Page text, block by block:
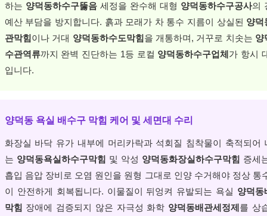
하는 양덕동하수구뚫음세정을 완수해 대형 양덕동하수구공사의
예산 부담을 방지합니다. 흙과 모래가 차 통수 지름이 상실된 양덕
관막힘이나 거대 양덕동하수도막힘을 개통하며, 거꾸로 치솟는 양
수관역류까지 완벽 진단하는 1등 로컬 양덕동하수구업체 가 항시
입니다.
양덕동 욕실 배수구 막힘 케어 및 세면대 수리
화장실 바닥 유가 내부에 머리카락과 석회질 침착물이 축적되어
는 양덕동욕실하수구막힘 및 악성 양덕동화장실하수구막힘 증세
흡입 음압 장비로 오염 원인을 원형 그대로 인양 수거해야 정상 통
이 안전하게 회복됩니다. 이물질이 뒤엉켜 유발되는 욕실 양덕동
막힘 장애에 검증되지 않은 자극성 화학 양덕동배관세정제 를 상